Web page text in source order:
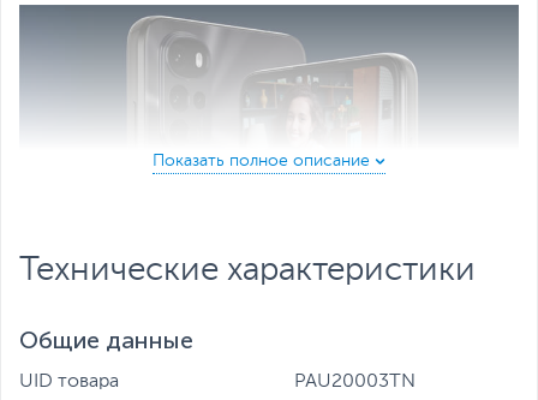
Обновляйте перспективу
Повышенная частота обновления 90 Гц для более
Технические характеристики
Общие данные
UID товара PAU20003TN